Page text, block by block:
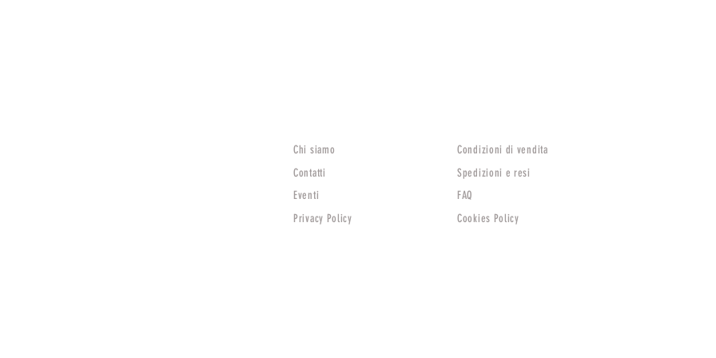
Chi siamo
Contatti
Eventi
Privacy Policy
Condizioni di vendita
Spedizioni e resi
FAQ
Cookies Policy